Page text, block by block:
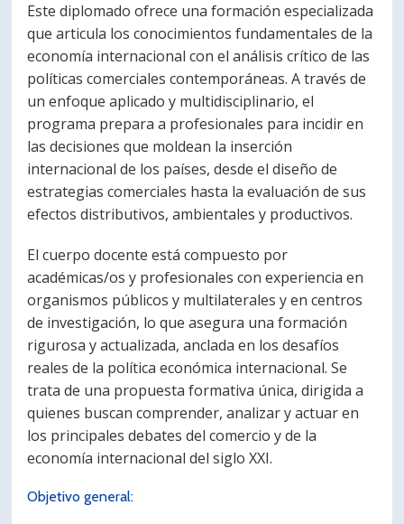
Este diplomado ofrece una formación especializada
que articula los conocimientos fundamentales de la
economía internacional con el análisis crítico de las
políticas comerciales contemporáneas. A través de
un enfoque aplicado y multidisciplinario, el
programa prepara a profesionales para incidir en
las decisiones que moldean la inserción
internacional de los países, desde el diseño de
estrategias comerciales hasta la evaluación de sus
efectos distributivos, ambientales y productivos.
El cuerpo docente está compuesto por
académicas/os y profesionales con experiencia en
organismos públicos y multilaterales y en centros
de investigación, lo que asegura una formación
rigurosa y actualizada, anclada en los desafíos
reales de la política económica internacional. Se
trata de una propuesta formativa única, dirigida a
quienes buscan comprender, analizar y actuar en
los principales debates del comercio y de la
economía internacional del siglo XXI.
Objetivo general: